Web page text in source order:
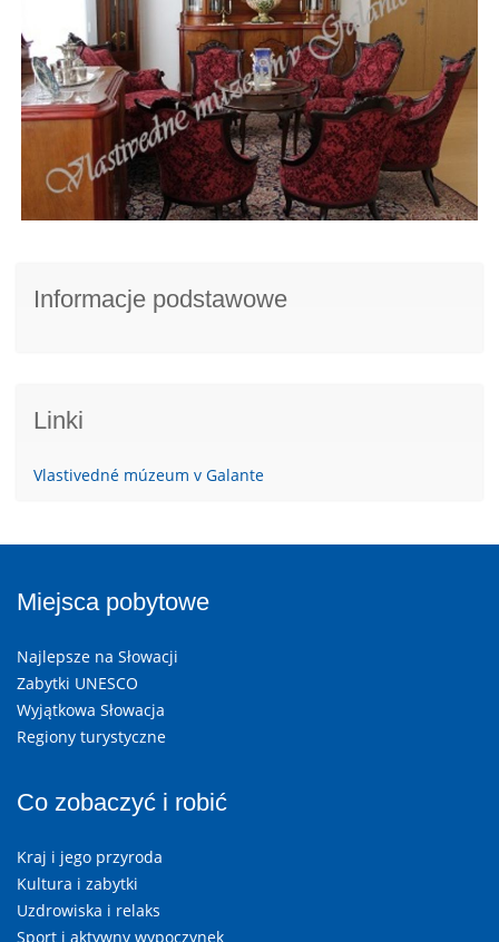
Informacje podstawowe
Linki
Vlastivedné múzeum v Galante
Miejsca pobytowe
Najlepsze na Słowacji
Zabytki UNESCO
Wyjątkowa Słowacja
Regiony turystyczne
Co zobaczyć i robić
Kraj i jego przyroda
Kultura i zabytki
Uzdrowiska i relaks
Sport i aktywny wypoczynek